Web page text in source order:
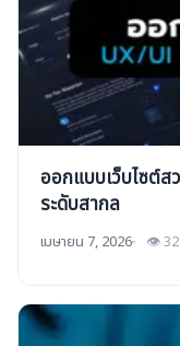
ออกแบบเว็บไซต์
ระดับสากล
เมษายน 7, 2026 👁